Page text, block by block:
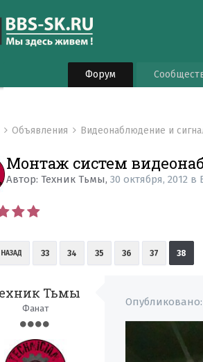
Форум
Объявления Видеонаблюдение и
Монтаж систем
Автор:Техник Тьмы,30 октября, 2012 в
НАЗАД 33 34 35 36 37 38
Тьмы
Фанат
Опубликовано: